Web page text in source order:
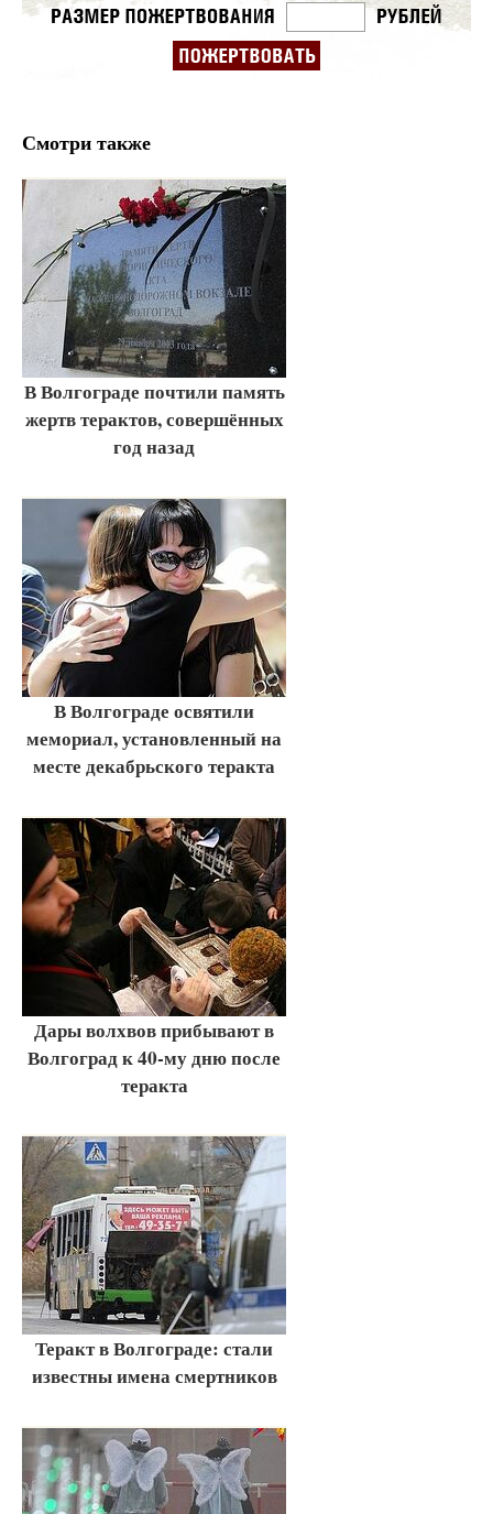
Смотри также
В Волгограде почтили память
жертв терактов, совершённых
год назад
В Волгограде освятили
мемориал, установленный на
месте декабрьского теракта
Дары волхвов прибывают в
Волгоград к 40-му дню после
теракта
Теракт в Волгограде: стали
известны имена смертников